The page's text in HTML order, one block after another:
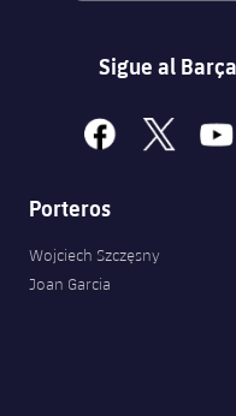
Sigue al
facebook
x
Porteros
Wojciech Szczęsny
Joan Garcia